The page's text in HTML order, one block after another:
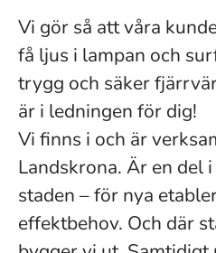
Vi gör så att våra
få ljus i lampan och
trygg och säker
är i ledningen för dig!
Vi finns i och är
Landskrona. Är en del
staden – för nya
effektbehov. Och där